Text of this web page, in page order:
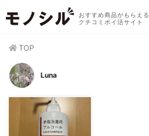
おすすめ商品がもらえる
クチコミポイ活サイト
TOP
Luna